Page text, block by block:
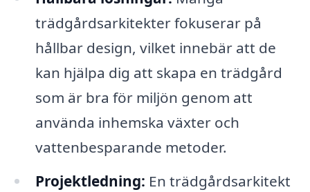
trädgårdsarkitekter fokuserar på
hållbar design, vilket innebär att de
kan hjälpa dig att skapa en trädgård
som är bra för miljön genom att
använda inhemska växter och
vattenbesparande metoder.
Projektledning: En trädgårdsarkitekt